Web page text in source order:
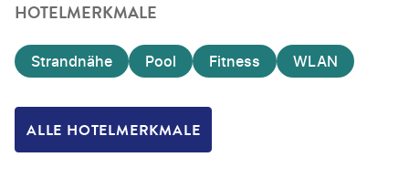
HOTELMERKMALE
Strandnähe Pool Fitness WLAN
ALLE HOTELMERKMALE